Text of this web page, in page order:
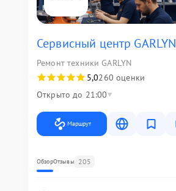
Сервисный центр GARLYN
Ремонт техники GARLYN
5,0260 оценки
Открыто до 21:00
Маршрут
ОбзорОтзывы 205